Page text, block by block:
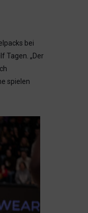
bei
Tagen. „Der
spielen